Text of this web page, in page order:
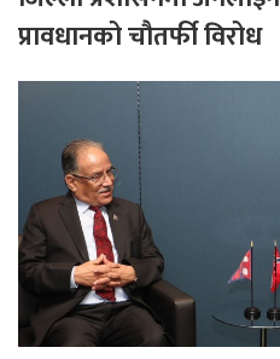
प्रावधानको चौतर्फी विरोध